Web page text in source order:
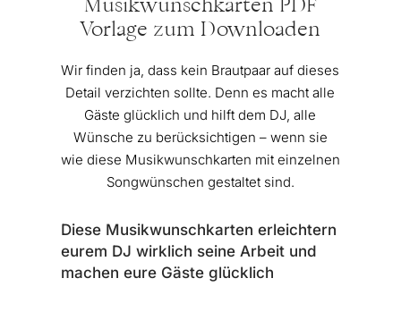
Musikwunschkarten PDF
Vorlage zum Downloaden
Wir finden ja, dass kein Brautpaar auf dieses
Detail verzichten sollte. Denn es macht alle
Gäste glücklich und hilft dem DJ, alle
Wünsche zu berücksichtigen – wenn sie
wie diese Musikwunschkarten mit einzelnen
Songwünschen gestaltet sind.
Diese Musikwunschkarten erleichtern
eurem DJ wirklich seine Arbeit und
machen eure Gäste glücklich